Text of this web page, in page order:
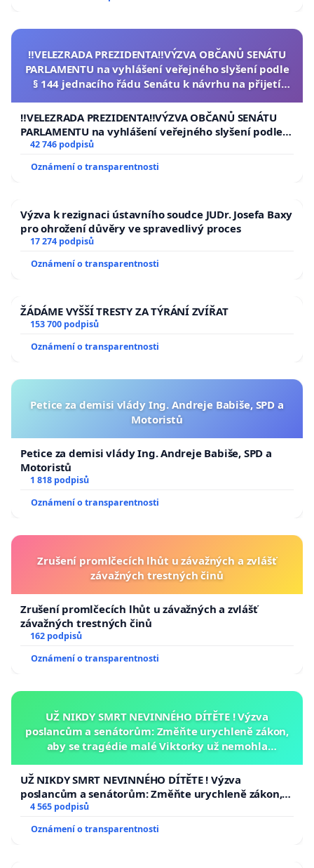
‼️VELEZRADA PREZIDENTA‼️VÝZVA OBČANŮ SENÁTU
PARLAMENTU na vyhlášení veřejného slyšení podle
§ 144 jednacího řádu Senátu k návrhu na přijetí
republiky
‼️VELEZRADA PREZIDENTA‼️VÝZVA OBČANŮ SENÁTU
PARLAMENTU na vyhlášení veřejného slyšení podle §
144 jednacího řádu Senátu k návrhu na přijetí
republiky
42 746 podpisů
Oznámení o transparentnosti
Výzva k rezignaci ústavního soudce JUDr. Josefa Baxy
pro ohrožení důvěry ve spravedlivý proces
17 274 podpisů
Oznámení o transparentnosti
ŽÁDÁME VYŠŠÍ TRESTY ZA TÝRÁNÍ ZVÍŘAT
153 700 podpisů
Oznámení o transparentnosti
Petice za demisi vlády Ing. Andreje Babiše, SPD a
Motoristů
Petice za demisi vlády Ing. Andreje Babiše, SPD a
Motoristů
1 818 podpisů
Oznámení o transparentnosti
Zrušení promlčecích lhůt u závažných a zvlášť
závažných trestných činů
Zrušení promlčecích lhůt u závažných a zvlášť
závažných trestných činů
162 podpisů
Oznámení o transparentnosti
UŽ NIKDY SMRT NEVINNÉHO DÍTĚTE ! Výzva
poslancům a senátorům: Změňte urychleně zákon,
aby se tragédie malé Viktorky už nemohla
UŽ NIKDY SMRT NEVINNÉHO DÍTĚTE ! Výzva
poslancům a senátorům: Změňte urychleně zákon,
aby se tragédie malé Viktorky už nemohla opakovat!
4 565 podpisů
Oznámení o transparentnosti